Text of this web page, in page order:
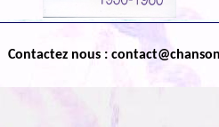
Contactez nous :